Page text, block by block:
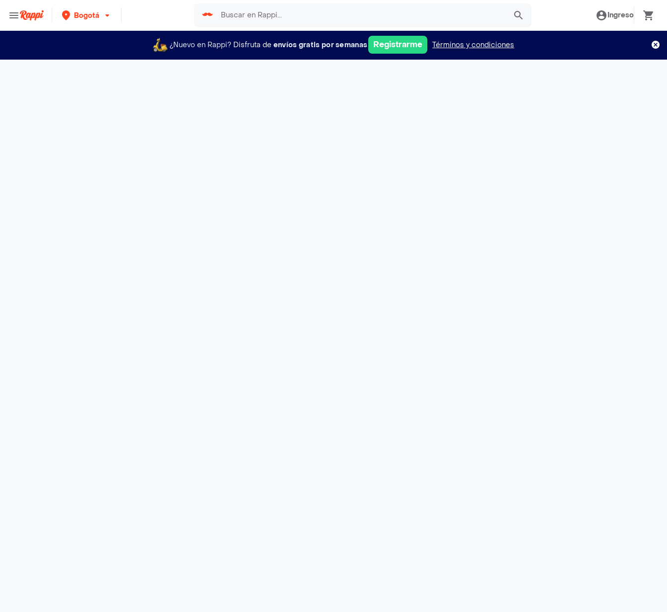
Bogotá Ingreso
¿Nuevo en Rappi? Disfruta de envíos gratis por semanas Registrarme Términos y condiciones